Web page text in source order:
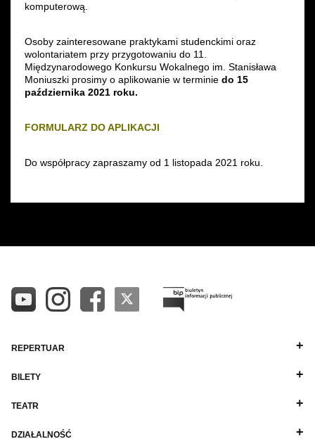
komputerową.
Osoby zainteresowane praktykami studenckimi oraz
wolontariatem przy przygotowaniu do 11.
Międzynarodowego Konkursu Wokalnego im. Stanisława
Moniuszki prosimy o aplikowanie w terminie do 15
października 2021 roku.
FORMULARZ DO APLIKACJI
Do współpracy zapraszamy od 1 listopada 2021 roku.
REPERTUAR
BILETY
TEATR
DZIAŁALNOŚĆ